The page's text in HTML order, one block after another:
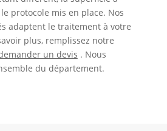
protocole mis en place. Nos
adaptent le traitement à votre
plus, remplissez notre
un devis . Nous
du département.